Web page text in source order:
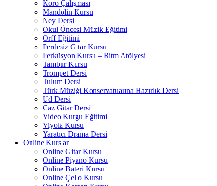
Koro Çalışması
Mandolin Kursu
Ney Dersi
Okul Öncesi Müzik Eğitimi
Orff Eğitimi
Perdesiz Gitar Kursu
Perküsyon Kursu – Ritm Atölyesi
Tambur Kursu
Trompet Dersi
Tulum Dersi
Türk Müziği Konservatuarına Hazırlık Dersi
Ud Dersi
Caz Gitar Dersi
Video Kurgu Eğitimi
Viyola Kursu
Yaratıcı Drama Dersi
Online Kurslar
Online Gitar Kursu
Online Piyano Kursu
Online Bateri Kursu
Online Çello Kursu